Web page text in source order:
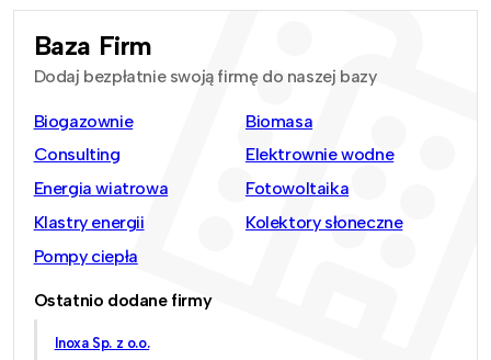
Baza Firm
Dodaj bezpłatnie swoją firmę do naszej bazy
Biogazownie
Biomasa
Consulting
Elektrownie wodne
Energia wiatrowa
Fotowoltaika
Klastry energii
Kolektory słoneczne
Pompy ciepła
Ostatnio dodane firmy
Inoxa Sp. z o.o.